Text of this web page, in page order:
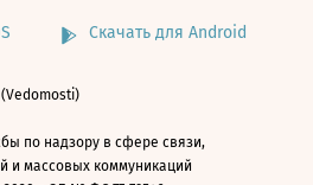
Скачать для Android
по надзору в сфере связи,
и массовых коммуникаций